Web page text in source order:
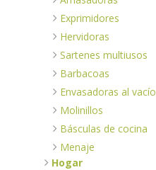
Exprimidores
Hervidoras
Sartenes multiusos
Barbacoas
Envasadoras al vacío
Molinillos
Básculas de cocina
Menaje
Hogar